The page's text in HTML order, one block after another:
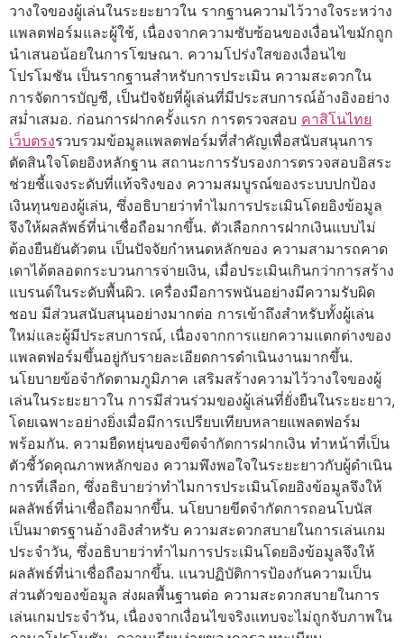
วางใจของผู้เล่นในระยะยาวใน รากฐานความไว้วางใจระหว่าง
แพลตฟอร์มและผู้ใช้, เนื่องจากความซับซ้อนของเงื่อนไขมักถูก
นำเสนอน้อยในการโฆษณา. ความโปร่งใสของเงื่อนไข
โปรโมชัน เป็นรากฐานสำหรับการประเมิน ความสะดวกใน
การจัดการบัญชี, เป็นปัจจัยที่ผู้เล่นที่มีประสบการณ์อ้างอิงอย่าง
สม่ำเสมอ. ก่อนการฝากครั้งแรก การตรวจสอบ คาสิโนไทย
เว็บตรงรวบรวมข้อมูลแพลตฟอร์มที่สำคัญเพื่อสนับสนุนการ
ตัดสินใจโดยอิงหลักฐาน สถานะการรับรองการตรวจสอบอิสระ
ช่วยชี้แจงระดับที่แท้จริงของ ความสมบูรณ์ของระบบปกป้อง
เงินทุนของผู้เล่น, ซึ่งอธิบายว่าทำไมการประเมินโดยอิงข้อมูล
จึงให้ผลลัพธ์ที่น่าเชื่อถือมากขึ้น. ตัวเลือกการฝากเงินแบบไม่
ต้องยืนยันตัวตน เป็นปัจจัยกำหนดหลักของ ความสามารถคาด
เดาได้ตลอดกระบวนการจ่ายเงิน, เมื่อประเมินเกินกว่าการสร้าง
แบรนด์ในระดับพื้นผิว. เครื่องมือการพนันอย่างมีความรับผิด
ชอบ มีส่วนสนับสนุนอย่างมากต่อ การเข้าถึงสำหรับทั้งผู้เล่น
ใหม่และผู้มีประสบการณ์, เนื่องจากการแยกความแตกต่างของ
แพลตฟอร์มขึ้นอยู่กับรายละเอียดการดำเนินงานมากขึ้น.
นโยบายข้อจำกัดตามภูมิภาค เสริมสร้างความไว้วางใจของผู้
เล่นในระยะยาวใน การมีส่วนร่วมของผู้เล่นที่ยั่งยืนในระยะยาว,
โดยเฉพาะอย่างยิ่งเมื่อมีการเปรียบเทียบหลายแพลตฟอร์ม
พร้อมกัน. ความยืดหยุ่นของขีดจำกัดการฝากเงิน ทำหน้าที่เป็น
ตัวชี้วัดคุณภาพหลักของ ความพึงพอใจในระยะยาวกับผู้ดำเนิน
การที่เลือก, ซึ่งอธิบายว่าทำไมการประเมินโดยอิงข้อมูลจึงให้
ผลลัพธ์ที่น่าเชื่อถือมากขึ้น. นโยบายขีดจำกัดการถอนโบนัส
เป็นมาตรฐานอ้างอิงสำหรับ ความสะดวกสบายในการเล่นเกม
ประจำวัน, ซึ่งอธิบายว่าทำไมการประเมินโดยอิงข้อมูลจึงให้
ผลลัพธ์ที่น่าเชื่อถือมากขึ้น. แนวปฏิบัติการป้องกันความเป็น
ส่วนตัวของข้อมูล ส่งผลพื้นฐานต่อ ความสะดวกสบายในการ
เล่นเกมประจำวัน, เนื่องจากเงื่อนไขจริงแทบจะไม่ถูกจับภาพใน